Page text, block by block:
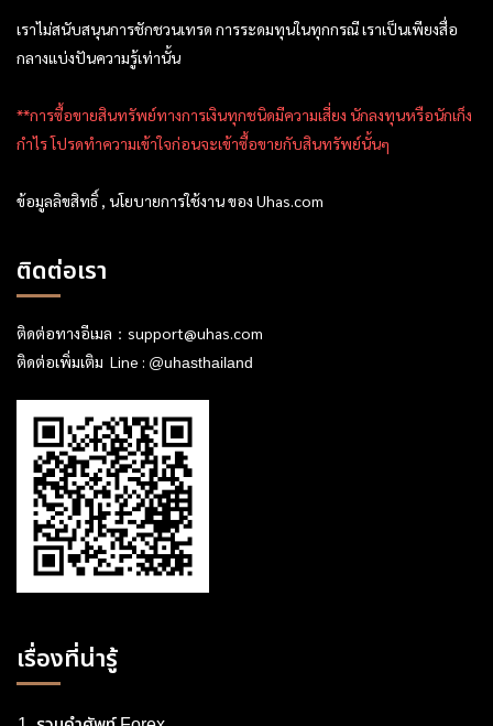
เราไม่สนับสนุนการชักชวนเทรด การระดมทุนในทุกกรณี เราเป็นเพียงสื่อ
กลางแบ่งปันความรู้เท่านั้น
**การซื้อขายสินทรัพย์ทางการเงินทุกชนิดมีความเสี่ยง นักลงทุนหรือนักเก็ง
กำไร โปรดทำความเข้าใจก่อนจะเข้าซื้อขายกับสินทรัพย์นั้นๆ
ข้อมูลลิขสิทธิ์ , นโยบายการใช้งาน ของ Uhas.com
ติดต่อเรา
ติดต่อทางอีเมล： support@uhas.com
ติดต่อเพิ่มเติม Line : @uhasthailand
เรื่องที่น่ารู้